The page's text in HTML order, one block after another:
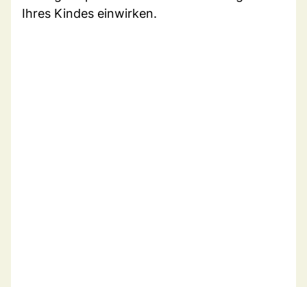
Ihres Kindes einwirken.